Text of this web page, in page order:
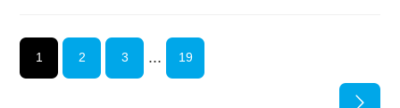
1 2 3 ... 19